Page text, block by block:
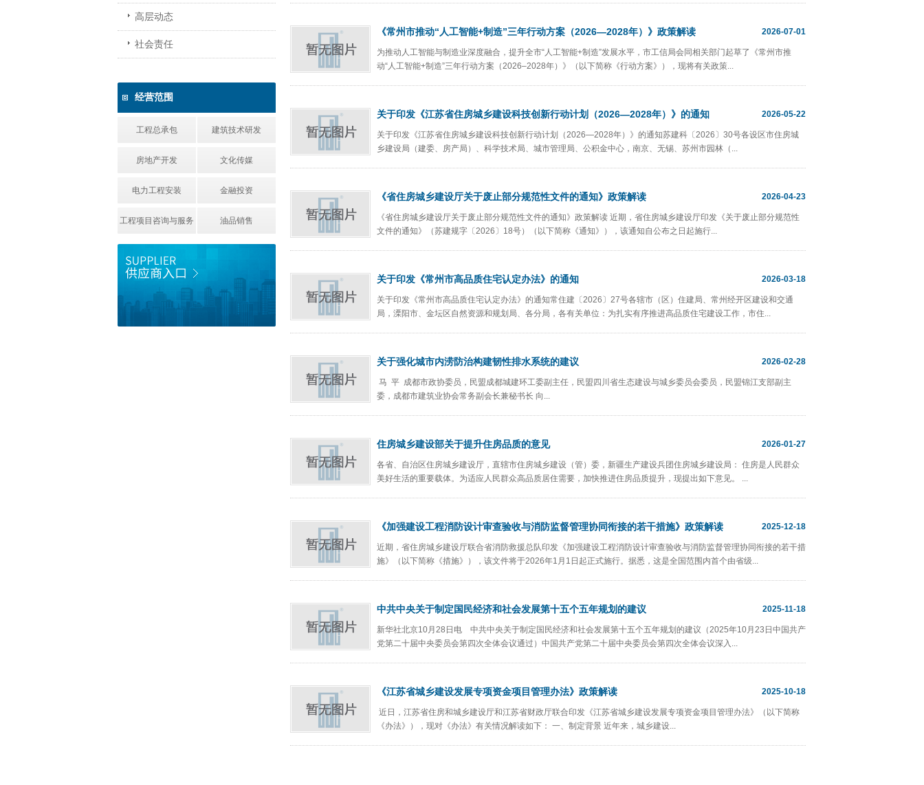
高层动态
社会责任
经营范围
工程总承包 建筑技术研发
房地产开发 文化传媒
电力工程安装 金融投资
工程项目咨询与服务 油品销售
2026-07-01
《常州市推动“人工智能+制造”三年行动方案（2026—2028年）》政策解读
为推动人工智能与制造业深度融合，提升全市“人工智能+制造”发展水平，市工信局会同相关部门起草了《常州市推
动“人工智能+制造”三年行动方案（2026–2028年）》（以下简称《行动方案》），现将有关政策...
2026-05-22
关于印发《江苏省住房城乡建设科技创新行动计划（2026—2028年）》的通知
关于印发《江苏省住房城乡建设科技创新行动计划（2026—2028年）》的通知苏建科〔2026〕30号各设区市住房城
乡建设局（建委、房产局）、科学技术局、城市管理局、公积金中心，南京、无锡、苏州市园林（...
2026-04-23
《省住房城乡建设厅关于废止部分规范性文件的通知》政策解读
《省住房城乡建设厅关于废止部分规范性文件的通知》政策解读 近期，省住房城乡建设厅印发《关于废止部分规范性
文件的通知》（苏建规字〔2026〕18号）（以下简称《通知》），该通知自公布之日起施行...
2026-03-18
关于印发《常州市高品质住宅认定办法》的通知
关于印发《常州市高品质住宅认定办法》的通知常住建〔2026〕27号各辖市（区）住建局、常州经开区建设和交通
局，溧阳市、金坛区自然资源和规划局、各分局，各有关单位：为扎实有序推进高品质住宅建设工作，市住...
2026-02-28
关于强化城市内涝防治构建韧性排水系统的建议
马 平 成都市政协委员，民盟成都城建环工委副主任，民盟四川省生态建设与城乡委员会委员，民盟锦江支部副主
委，成都市建筑业协会常务副会长兼秘书长 向...
2026-01-27
住房城乡建设部关于提升住房品质的意见
各省、自治区住房城乡建设厅，直辖市住房城乡建设（管）委，新疆生产建设兵团住房城乡建设局： 住房是人民群众
美好生活的重要载体。为适应人民群众高品质居住需要，加快推进住房品质提升，现提出如下意见。 ...
2025-12-18
《加强建设工程消防设计审查验收与消防监督管理协同衔接的若干措施》政策解读
近期，省住房城乡建设厅联合省消防救援总队印发《加强建设工程消防设计审查验收与消防监督管理协同衔接的若干措
施》（以下简称《措施》），该文件将于2026年1月1日起正式施行。据悉，这是全国范围内首个由省级...
2025-11-18
中共中央关于制定国民经济和社会发展第十五个五年规划的建议
新华社北京10月28日电 中共中央关于制定国民经济和社会发展第十五个五年规划的建议（2025年10月23日中国共产
党第二十届中央委员会第四次全体会议通过）中国共产党第二十届中央委员会第四次全体会议深入...
2025-10-18
《江苏省城乡建设发展专项资金项目管理办法》政策解读
近日，江苏省住房和城乡建设厅和江苏省财政厅联合印发《江苏省城乡建设发展专项资金项目管理办法》（以下简称
《办法》），现对《办法》有关情况解读如下： 一、制定背景 近年来，城乡建设...